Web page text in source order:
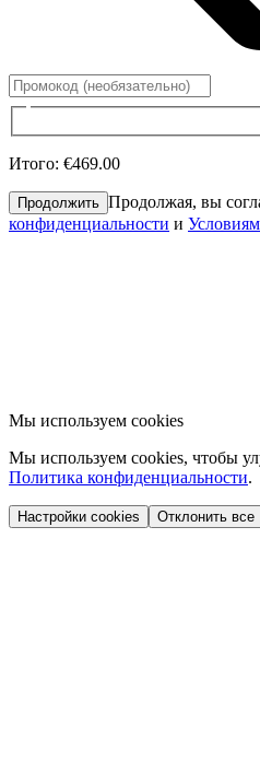
Итого: €469.00
Продолжить Продолжая, вы
конфиденциальности и
Мы используем cookies
Мы используем cookies, чтобы
Политика конфиденциальности.
Настройки cookies Отклонить все